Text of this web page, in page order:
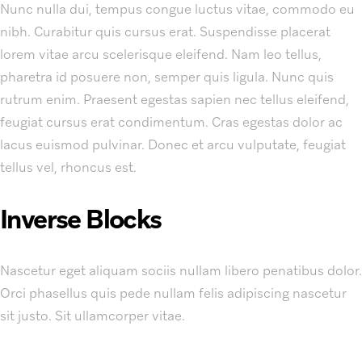
Nunc nulla dui, tempus congue luctus vitae, commodo eu
nibh. Curabitur quis cursus erat. Suspendisse placerat
lorem vitae arcu scelerisque eleifend. Nam leo tellus,
pharetra id posuere non, semper quis ligula. Nunc quis
rutrum enim. Praesent egestas sapien nec tellus eleifend,
feugiat cursus erat condimentum. Cras egestas dolor ac
lacus euismod pulvinar. Donec et arcu vulputate, feugiat
tellus vel, rhoncus est.
Inverse Blocks
Nascetur eget aliquam sociis nullam libero penatibus dolor.
Orci phasellus quis pede nullam felis adipiscing nascetur
sit justo. Sit ullamcorper vitae.